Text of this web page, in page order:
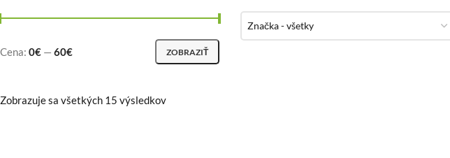
ZOBRAZIŤ
Cena: 0€ — 60€
Značka - všetky
Zobrazuje sa všetkých 15 výsledkov